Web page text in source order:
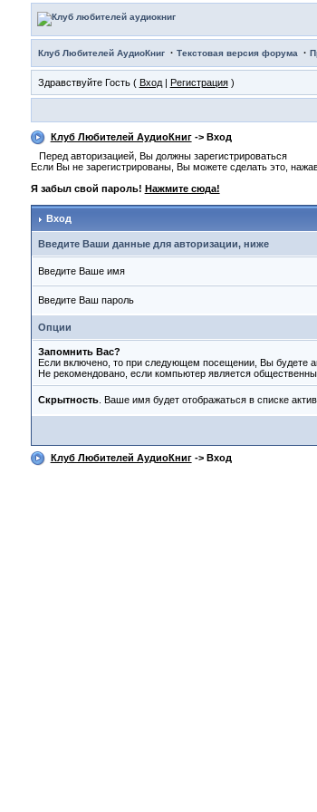
Клуб Любителей АудиоКниг· Текстовая версия форума ·
Здравствуйте Гость ( Вход| Регистрация)
Клуб Любителей АудиоКниг-> Вход
Перед авторизацией, Вы должны зарегистрироваться
Если Вы не зарегистрированы, Вы можете сделать это,
Я забыл свой пароль! Нажмите сюда!
Вход
Введите Ваши данные для авторизации, ниже
Введите Ваше имя
Введите Ваш пароль
Опции
Запомнить Вас?
Если включено, то при следующем посещении, Вы будете
Не рекомендовано, если компьютер является
Скрытность. Ваше имя будет отображаться в списке
Клуб Любителей АудиоКниг-> Вход